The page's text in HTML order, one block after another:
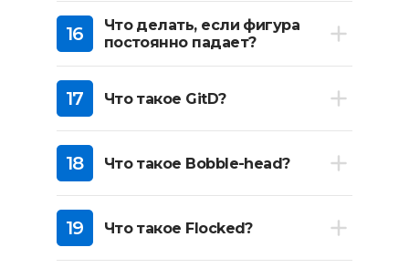
16
Что делать, если фигура
постоянно падает?
17 Что такое GitD?
18 Что такое Bobble-head?
19 Что такое Flocked?